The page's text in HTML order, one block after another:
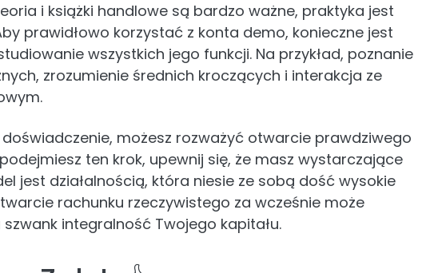
i książki handlowe są bardzo ważne, praktyka jest
prawidłowo korzystać z konta demo, konieczne jest
wszystkich jego funkcji. Na przykład, poznanie
zrozumienie średnich kroczących i interakcja ze
możesz rozważyć otwarcie prawdziwego
ten krok, upewnij się, że masz wystarczające
jest działalnością, która niesie ze sobą dość wysokie
rachunku rzeczywistego za wcześnie może
integralność Twojego kapitału.